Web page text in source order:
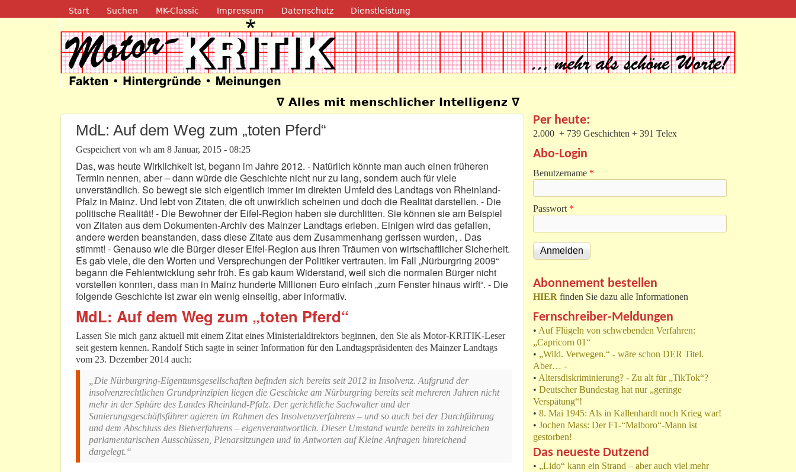
Direkt zum Inhalt
Navigation
Start Suchen MK-Classic Impressum Datenschutz Dienstleistung
Motor-Kritik.de∇ Alles mit menschlicher Intelligenz ∇
MdL: Auf dem Weg zum „toten Pferd“
Gespeichert von wh am 8 Januar, 2015 - 08:25
Das, was heute Wirklichkeit ist, begann im Jahre 2012. - Natürlich könnte man auch einen früheren
Termin nennen, aber – dann würde die Geschichte nicht nur zu lang, sondern auch für viele
unverständlich. So bewegt sie sich eigentlich immer im direkten Umfeld des Landtags von Rheinland-
Pfalz in Mainz. Und lebt von Zitaten, die oft unwirklich scheinen und doch die Realität darstellen. - Die
politische Realität! - Die Bewohner der Eifel-Region haben sie durchlitten. Sie können sie am Beispiel
von Zitaten aus dem Dokumenten-Archiv des Mainzer Landtags erleben. Einigen wird das gefallen,
andere werden beanstanden, dass diese Zitate aus dem Zusammenhang gerissen wurden, . Das
stimmt! - Genauso wie die Bürger dieser Eifel-Region aus ihren Träumen von wirtschaftlicher Sicherheit.
Es gab viele, die den Worten und Versprechungen der Politiker vertrauten. Im Fall „Nürburgring 2009“
begann die Fehlentwicklung sehr früh. Es gab kaum Widerstand, weil sich die normalen Bürger nicht
vorstellen konnten, dass man in Mainz hunderte Millionen Euro einfach „zum Fenster hinaus wirft“. - Die
folgende Geschichte ist zwar ein wenig einseitig, aber informativ.
MdL: Auf dem Weg zum „toten Pferd“
Lassen Sie mich ganz aktuell mit einem Zitat eines Ministerialdirektors beginnen, den Sie als Motor-KRITIK-Leser
seit gestern kennen. Randolf Stich sagte in seiner Information für den Landtagspräsidenten des Mainzer Landtags
vom 23. Dezember 2014 auch:
„Die Nürburgring-Eigentumsgesellschaften befinden sich bereits seit 2012 in Insolvenz. Aufgrund der
insolvenzrechtlichen Grundprinzipien liegen die Geschicke am Nürburgring bereits seit mehreren Jahren nicht
mehr in der Sphäre des Landes Rheinland-Pfalz. Der gerichtliche Sachwalter und der
Sanierungsgeschäftsführer agieren im Rahmen des Insolvenzverfahrens – und so auch bei der Durchführung
und dem Abschluss des Bietverfahrens – eigenverantwortlich. Dieser Umstand wurde bereits in zahlreichen
parlamentarischen Ausschüssen, Plenarsitzungen und in Antworten auf Kleine Anfragen hinreichend
dargelegt.“
Per heute:
2.000 + 739 Geschichten + 391 Telex
Abo-Login
Benutzername *
Passwort *
Abonnement bestellen
HIER finden Sie dazu alle Informationen
Fernschreiber-Meldungen
• Auf Flügeln von schwebenden Verfahren:
„Capricorn 01“
• „Wild. Verwegen.“ - wäre schon DER Titel.
Aber… -
• Altersdiskriminierung? - Zu alt für „TikTok“?
• Deutscher Bundestag hat nur „geringe
Verspätung“!
• 8. Mai 1945: Als in Kallenhardt noch Krieg war!
• Jochen Mass: Der F1-“Malboro“-Mann ist
gestorben!
Das neueste Dutzend
• „Lido“ kann ein Strand – aber auch viel mehr